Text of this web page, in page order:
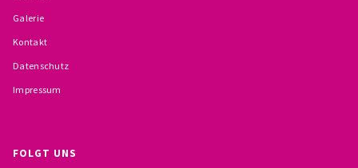
Galerie
Kontakt
Datenschutz
Impressum
FOLGT UNS